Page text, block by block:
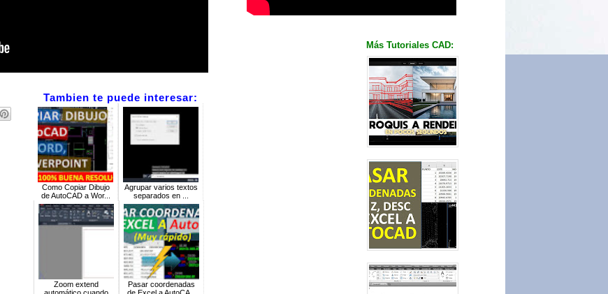
Tambien te puede interesar:
Como Copiar Dibujo
de AutoCAD a Wor...
Agrupar varios textos
separados en ...
Zoom extend
Pasar coordenadas
Más Tutoriales CAD: